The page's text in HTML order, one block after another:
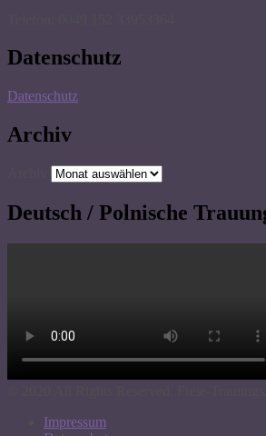
Datenschutz
Datenschutz
Archiv
Deutsch / Polnische
Impressum